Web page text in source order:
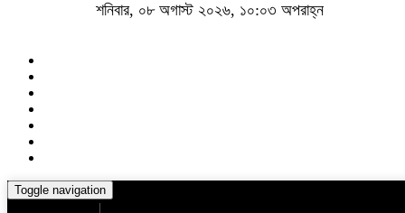
শনিবার, ০৮ অগাস্ট ২০২৬, ১০:০৩ অপরাহ্ন
Toggle navigation